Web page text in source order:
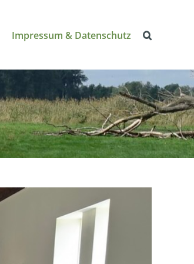
Impressum & Datenschutz